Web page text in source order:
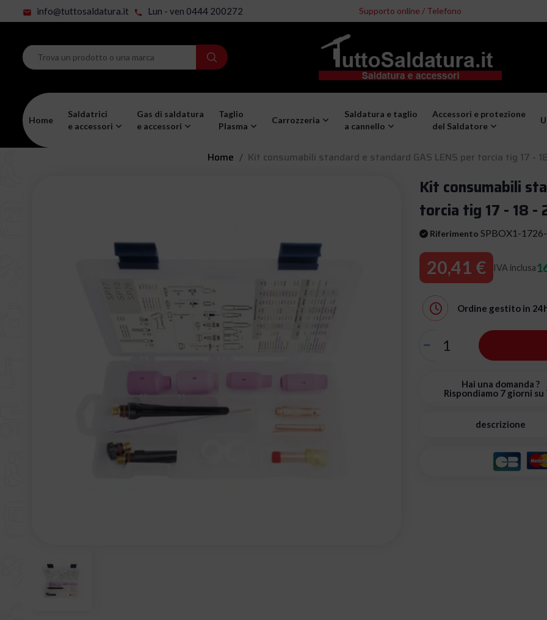
mail info@tuttosaldatura.it phone Lun - ven 0444 200272 Supporto online / Telefono
Home
Saldatrici
e accessori
Gas di saldatura
e accessori
Taglio
Plasma
Carrozzeria
Saldatura e taglio
a cannello
Accessori e protezione
del Saldatore
Home Kit consumabili standard e standard GAS LENS per torcia tig 17 -
Kit consumabili
torcia tig 17 - 18 -
Riferimento SPBOX1-
20,41 € IVA inclusa
Ordine gestito in
Hai una domanda ?
Rispondiamo 7 giorni su
descrizione